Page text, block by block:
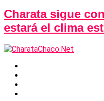
Charata sigue
estará el clima